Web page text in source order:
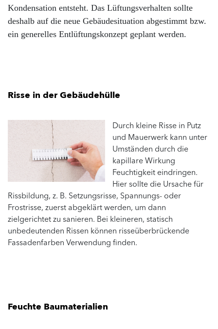
Kondensation entsteht. Das Lüftungsverhalten sollte
deshalb auf die neue Gebäudesituation abgestimmt bzw.
ein generelles Entlüftungskonzept geplant werden.
Risse in der Gebäudehülle
Durch kleine Risse in Putz
und Mauerwerk kann unter
Umständen durch die
kapillare Wirkung
Feuchtigkeit eindringen.
Hier sollte die Ursache für
Rissbildung, z. B. Setzungsrisse, Spannungs- oder
Frostrisse, zuerst abgeklärt werden, um dann
zielgerichtet zu sanieren. Bei kleineren, statisch
unbedeutenden Rissen können risseüberbrückende
Fassadenfarben Verwendung finden.
Feuchte Baumaterialien